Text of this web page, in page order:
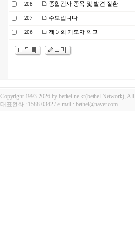
208 종합검사 종목 및 발견 질환
207 주보입니다
206 제 5 회 기도자 학교
Copyright 1993-2026 by bethel.ne.kr(bethel Network), All
대표전화 : 1588-0342 / e-mail : bethel@naver.com